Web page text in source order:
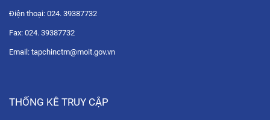
Điện thoại: 024. 39387732
Fax: 024. 39387732
Email: tapchinctm@moit.gov.vn
THỐNG KÊ TRUY CẬP